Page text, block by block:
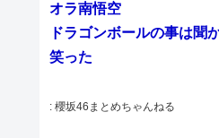
オラ南悟空
ドラゴンボールの事は聞
笑った
: 櫻坂46まとめちゃんねる